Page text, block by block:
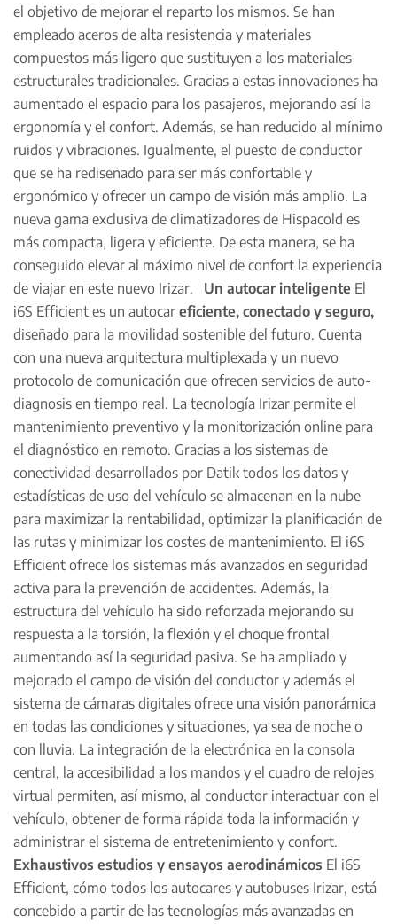
el objetivo de mejorar el reparto los mismos. Se han
empleado aceros de alta resistencia y materiales
compuestos más ligero que sustituyen a los materiales
estructurales tradicionales. Gracias a estas innovaciones ha
aumentado el espacio para los pasajeros, mejorando así la
ergonomía y el confort. Además, se han reducido al mínimo
ruidos y vibraciones. Igualmente, el puesto de conductor
que se ha rediseñado para ser más confortable y
ergonómico y ofrecer un campo de visión más amplio. La
nueva gama exclusiva de climatizadores de Hispacold es
más compacta, ligera y eficiente. De esta manera, se ha
conseguido elevar al máximo nivel de confort la experiencia
de viajar en este nuevo Irizar. Un autocar inteligente El
i6S Efficient es un autocar eficiente, conectado y seguro,
diseñado para la movilidad sostenible del futuro. Cuenta
con una nueva arquitectura multiplexada y un nuevo
protocolo de comunicación que ofrecen servicios de auto-
diagnosis en tiempo real. La tecnología Irizar permite el
mantenimiento preventivo y la monitorización online para
el diagnóstico en remoto. Gracias a los sistemas de
conectividad desarrollados por Datik todos los datos y
estadísticas de uso del vehículo se almacenan en la nube
para maximizar la rentabilidad, optimizar la planificación de
las rutas y minimizar los costes de mantenimiento. El i6S
Efficient ofrece los sistemas más avanzados en seguridad
activa para la prevención de accidentes. Además, la
estructura del vehículo ha sido reforzada mejorando su
respuesta a la torsión, la flexión y el choque frontal
aumentando así la seguridad pasiva. Se ha ampliado y
mejorado el campo de visión del conductor y además el
sistema de cámaras digitales ofrece una visión panorámica
en todas las condiciones y situaciones, ya sea de noche o
con lluvia. La integración de la electrónica en la consola
central, la accesibilidad a los mandos y el cuadro de relojes
virtual permiten, así mismo, al conductor interactuar con el
vehículo, obtener de forma rápida toda la información y
administrar el sistema de entretenimiento y confort.
Exhaustivos estudios y ensayos aerodinámicos El i6S
Efficient, cómo todos los autocares y autobuses Irizar, está
concebido a partir de las tecnologías más avanzadas en